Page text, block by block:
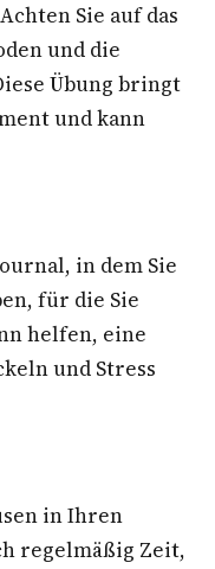
Sie auf das
und die
Übung bringt
und kann
in dem Sie
für die Sie
helfen, eine
und Stress
in Ihren
regelmäßig Zeit,